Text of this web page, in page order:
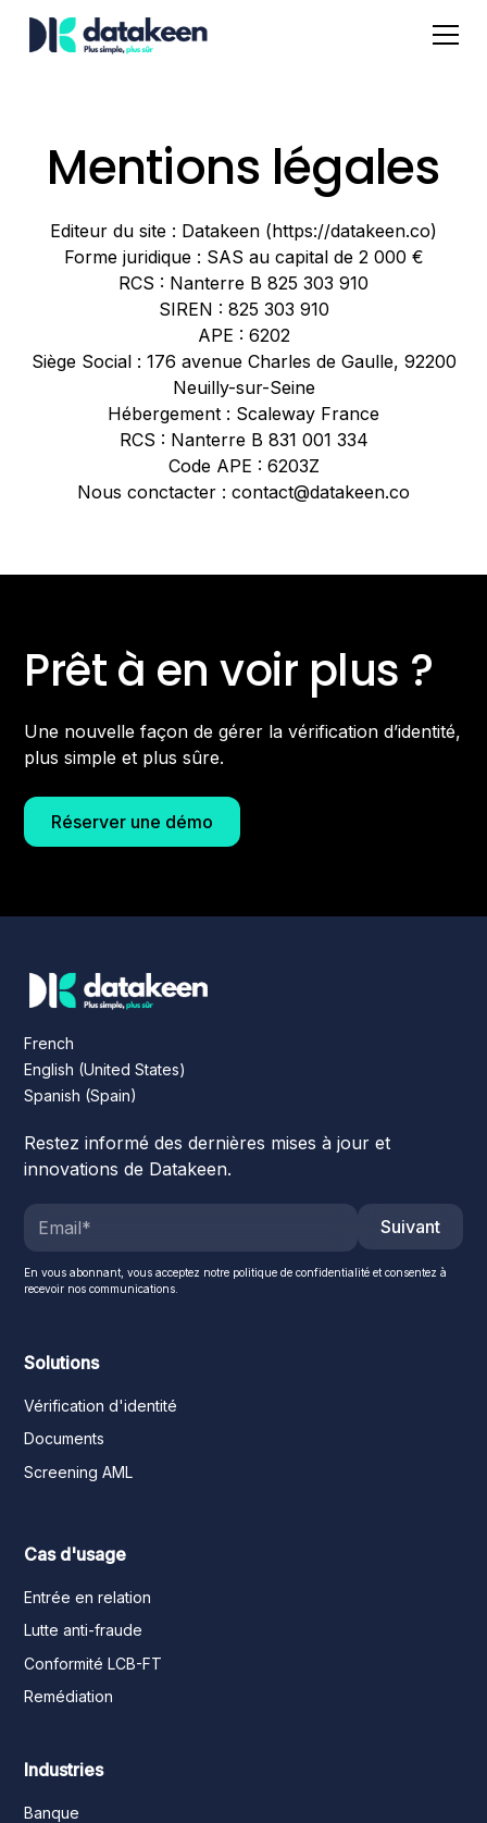
Mentions légales
Editeur du site : Datakeen (https://datakeen.co)
Forme juridique : SAS au capital de 2 000 €
RCS : Nanterre B 825 303 910
SIREN : 825 303 910
APE : 6202
Siège Social : 176 avenue Charles de Gaulle, 92200
Neuilly-sur-Seine
Hébergement : Scaleway France
RCS : Nanterre B 831 001 334
Code APE : 6203Z
Nous conctacter : contact@datakeen.co
Prêt à en voir plus ?
Une nouvelle façon de gérer la vérification d’identité,
plus simple et plus sûre.
Réserver une démo
French
English (United States)
Spanish (Spain)
Restez informé des dernières mises à jour et
innovations de Datakeen.
Suivant
En vous abonnant, vous acceptez notre politique de confidentialité et consentez à
recevoir nos communications.
Solutions
Vérification d'identité
Documents
Screening AML
Cas d'usage
Entrée en relation
Lutte anti-fraude
Conformité LCB-FT
Remédiation
Industries
Banque